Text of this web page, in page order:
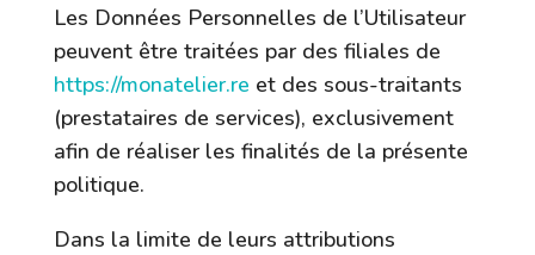
Les Données Personnelles de l’Utilisateur
peuvent être traitées par des filiales de
https://monatelier.re et des sous-traitants
(prestataires de services), exclusivement
afin de réaliser les finalités de la présente
politique.
Dans la limite de leurs attributions